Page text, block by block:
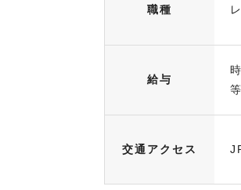
職種
給与
交通アクセス